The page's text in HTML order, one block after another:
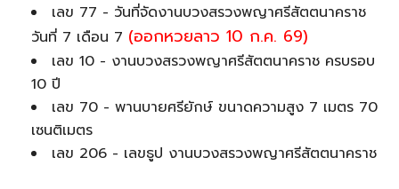
เลข 77 - วันที่จัดงานบวงสรวงพญาศรีสัตตนาคราช
วันที่ 7 เดือน 7 (ออกหวยลาว 10 ก.ค. 69)
เลข 10 - งานบวงสรวงพญาศรีสัตตนาคราช ครบรอบ
10 ปี
เลข 70 - พานบายศรียักษ์ ขนาดความสูง 7 เมตร 70
เซนติเมตร
เลข 206 - เลขธูป งานบวงสรวงพญาศรีสัตตนาคราช